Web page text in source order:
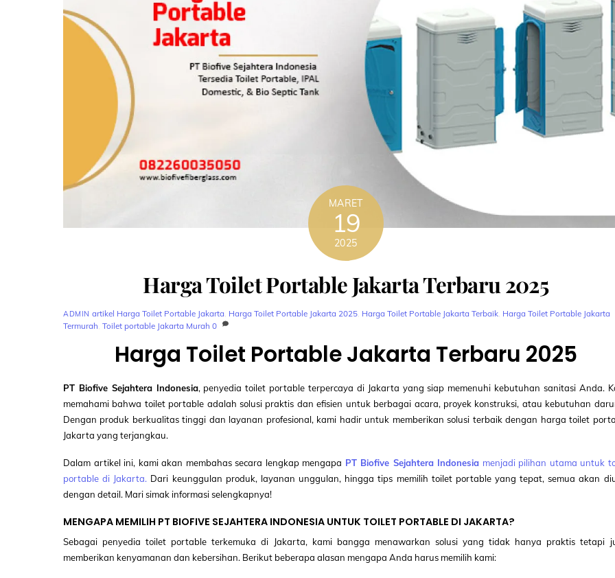
MARET
19
2025
Harga Toilet Portable Jakarta Terbaru 2025
ADMIN artikel Harga Toilet Portable Jakarta Harga Toilet Portable Jakarta 2025, Harga Toilet Portable Jakarta Terbaik, Harga Toilet Portable Jakarta
Termurah Toilet portable Jakarta Murah 0
Harga Toilet Portable Jakarta Terbaru 2025
PT Biofive Sejahtera Indonesia, penyedia toilet portable terpercaya di Jakarta yang siap memenuhi kebutuhan sanitasi Anda.
memahami bahwa toilet portable adalah solusi praktis dan efisien untuk berbagai acara, proyek konstruksi, atau kebutuhan
Dengan produk berkualitas tinggi dan layanan profesional, kami hadir untuk memberikan solusi terbaik dengan harga toilet
Jakarta yang terjangkau.
Dalam artikel ini, kami akan membahas secara lengkap mengapa PT Biofive Sejahtera Indonesia menjadi pilihan utama untuk
portable di Jakarta. Dari keunggulan produk, layanan unggulan, hingga tips memilih toilet portable yang tepat, semua akan
dengan detail. Mari simak informasi selengkapnya!
MENGAPA MEMILIH PT BIOFIVE SEJAHTERA INDONESIA UNTUK TOILET PORTABLE DI JAKARTA?
Sebagai penyedia toilet portable terkemuka di Jakarta, kami bangga menawarkan solusi yang tidak hanya praktis tetapi
memberikan kenyamanan dan kebersihan. Berikut beberapa alasan mengapa Anda harus memilih kami: